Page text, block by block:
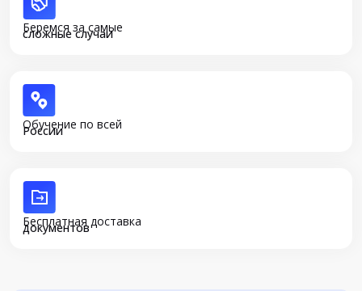
Беремся за самые
сложные случаи
Обучение по всей
России
Бесплатная доставка
документов